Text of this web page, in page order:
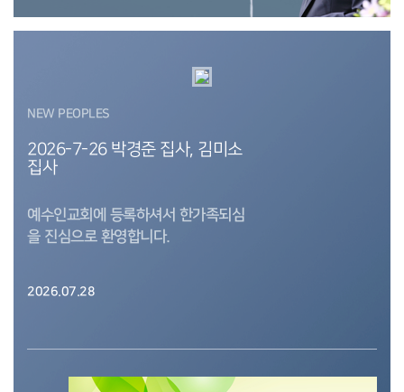
NEW PEOPLES
2026-7-26 박경준 집사, 김미소
집사
예수인교회에 등록하셔서 한가족되심
을 진심으로 환영합니다.
김미소 집사님은 25여선교회이십니다.
2026.07.28